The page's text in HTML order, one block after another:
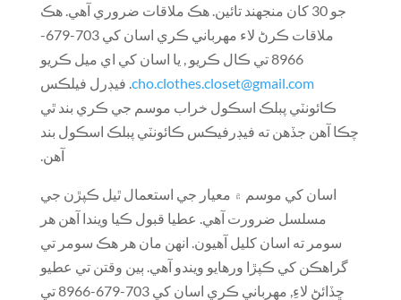
جو 30 کان منجھند تائين. هڪ ملاقات ضروري آهي. هڪ
ملاقات ڪرڻ لاء مهرباني ڪري اسان کي 703-679-
8966 تي ڪال ڪريو , يا اسان کي اي ميل ڪريو
cho.clothes.closet@gmail.com. فيڊرل فيلڪس
ڪائونٽي پبلڪ اسڪول خراب موسم جي ڪري بند ٿي
چڪا آهن جڏهن ته فيڊرفيڪس ڪائونٽي پبلڪ اسڪول بند
آهن.
اسان کي موسم ۾ معيار جي استعمال ٿيل ڪپڙن جي
مسلسل ضرورت آهي. عطيا قبول ڪيا ويندا آهن هر
سومر ته اسان کليل آهيون. انهن مان هر هڪ سومر تي
گراهڪن کي ڪپڙا ورهايو ويندو آهي. ٻين وقتن تي عطيو
ڇڏائڻ لاءِ, مهرباني ڪري اسان کي 703-679-8966 تي